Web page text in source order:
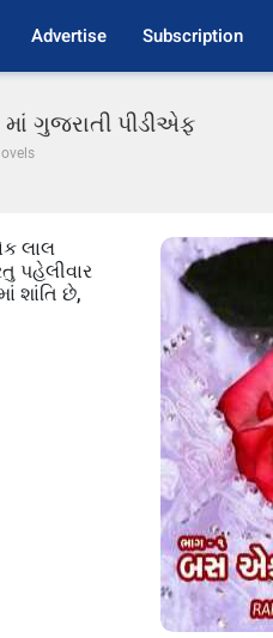
Advertise Subscription
ગુજરાતી પીડીએફ
લાલ
પહેલીવાર
શાંતિ છે,